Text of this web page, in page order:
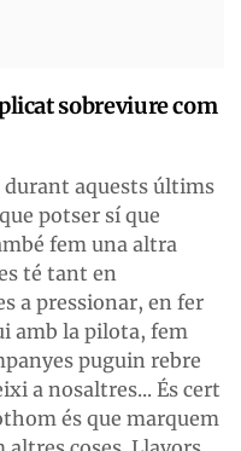
sobreviure com
durant aquests últims
potser sí que
fem una altra
té tant en
a pressionar, en fer
amb la pilota, fem
puguin rebre
a nosaltres... És cert
és que marquem